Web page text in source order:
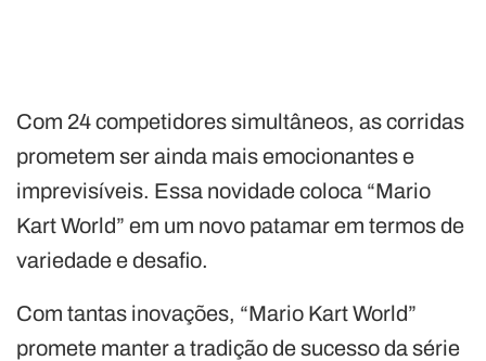
Com 24 competidores simultâneos, as corridas
prometem ser ainda mais emocionantes e
imprevisíveis. Essa novidade coloca “Mario
Kart World” em um novo patamar em termos de
variedade e desafio.
Com tantas inovações, “Mario Kart World”
promete manter a tradição de sucesso da série